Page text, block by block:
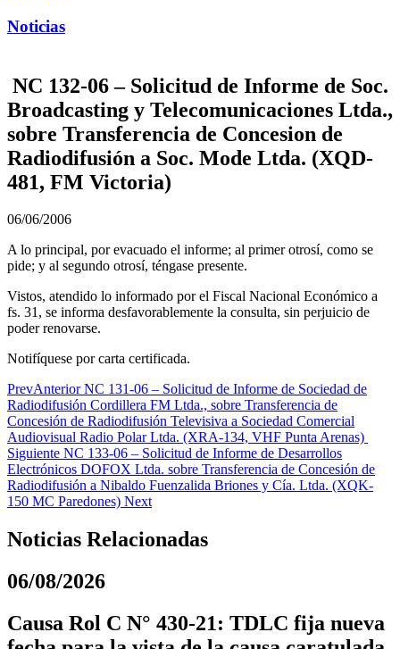
Noticias
NC 132-06 – Solicitud de Informe de Soc.
Broadcasting y Telecomunicaciones Ltda.,
sobre Transferencia de Concesion de
Radiodifusión a Soc. Mode Ltda. (XQD-
481, FM Victoria)
06/06/2006
A lo principal, por evacuado el informe; al primer otrosí, como se
pide; y al segundo otrosí, téngase presente.
Vistos, atendido lo informado por el Fiscal Nacional Económico a
fs. 31, se informa desfavorablemente la consulta, sin perjuicio de
poder renovarse.
Notifíquese por carta certificada.
PrevAnteriorNC 131-06 – Solicitud de Informe de Sociedad de
Radiodifusión Cordillera FM Ltda., sobre Transferencia de
Concesión de Radiodifusión Televisiva a Sociedad Comercial
Audiovisual Radio Polar Ltda. (XRA-134, VHF Punta Arenas)
Siguiente NC 133-06 – Solicitud de Informe de Desarrollos
Electrónicos DOFOX Ltda. sobre Transferencia de Concesión de
Radiodifusión a Nibaldo Fuenzalida Briones y Cía. Ltda. (XQK-
150 MC Paredones) Next
Noticias Relacionadas
06/08/2026
Causa Rol C N° 430-21: TDLC fija nueva